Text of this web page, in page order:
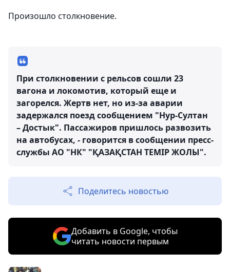
Произошло столкновение.
При столкновении с рельсов сошли 23
вагона и локомотив, который еще и
загорелся. Жертв нет, но из-за аварии
задержался поезд сообщением "Нур-Султан
– Достык". Пассажиров пришлось развозить
на автобусах, - говорится в сообщении пресс-
службы АО "НК" "ҚАЗАҚСТАН ТЕМІР ЖОЛЫ".
Поделитесь новостью
Добавить в Google, чтобы
читать новости первым